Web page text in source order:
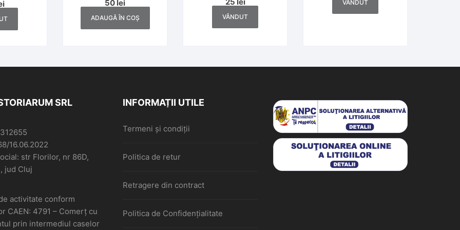
definitivă, 1945
50 lei
ADAUGĂ ÎN COȘ VÂNDUT
VÂNDUT
SRL
16.06.2022
str Florilor, nr 86D,
jud Cluj
activitate conform
CAEN: 4791 – Comerţ cu
prin intermediul caselor
INFORMAȚII UTILE
Termeni și condiții
Politica de retur
Retragere din contract
Politica de Confidențialitate